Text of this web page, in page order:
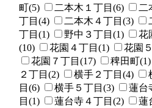
町(5)
二本木１丁目(6) 二
丁目(4)
二本木４丁目(3)
丁目(1)
野中３丁目(1) 花
(10)
花園４丁目(1) 花園
花園７丁目(17)
稗田町(1)
２丁目(2)
横手２丁目(4)
目(6)
横手５丁目(3) 蓮台
目(1)
蓮台寺４丁目(2) 蓮